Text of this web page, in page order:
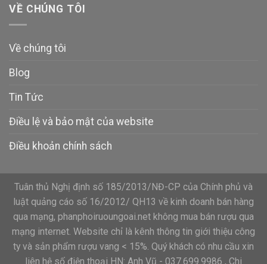
VỀ CHÚNG TÔI
Về chúng tôi
Blog
Tin Tức
Điều lệ và bảo mật của website
Điều khoản chính sách
Tuân thủ Nghị định số 185/2013/NĐ-CP của Chính phủ và
luật quảng cáo số 16/2012/ QH13 về kinh doanh bán hàng
qua mạng, phanphoiruoungoai.net không mua bán rượu qua
mạng internet. Website chỉ là kênh thông tin giới thiệu công
ty và sản phẩm rượu vang < 15%. Quý khách có nhu cầu xin
liên hệ số điện thoại HN: Anh Vũ - 037.699.9986 , Chi